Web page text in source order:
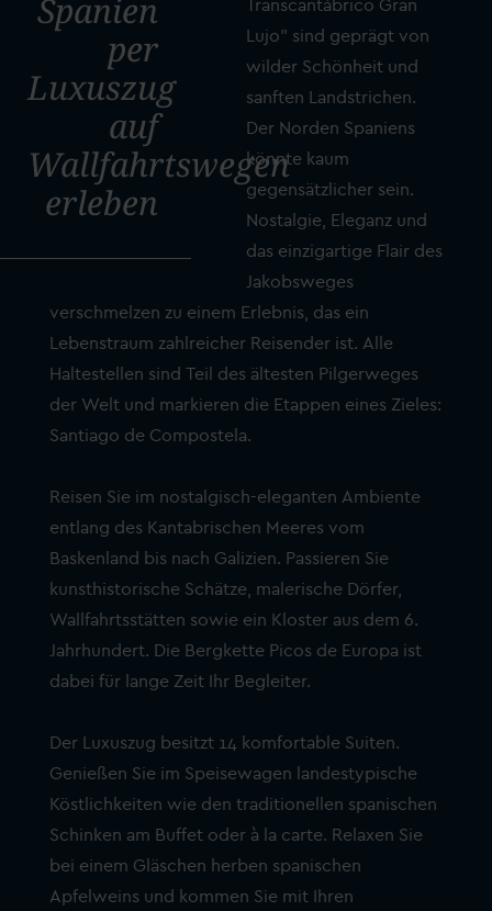
Spanien
per
Luxuszug
auf
Wallfahrtswegen
erleben
Transcantábrico Gran
Lujo" sind geprägt von
wilder Schönheit und
sanften Landstrichen.
Der Norden Spaniens
könnte kaum
gegensätzlicher sein.
Nostalgie, Eleganz und
das einzigartige Flair des
Jakobsweges
verschmelzen zu einem Erlebnis, das ein
Lebenstraum zahlreicher Reisender ist. Alle
Haltestellen sind Teil des ältesten Pilgerweges
der Welt und markieren die Etappen eines Zieles:
Santiago de Compostela.
Reisen Sie im nostalgisch-eleganten Ambiente
entlang des Kantabrischen Meeres vom
Baskenland bis nach Galizien. Passieren Sie
kunsthistorische Schätze, malerische Dörfer,
Wallfahrtsstätten sowie ein Kloster aus dem 6.
Jahrhundert. Die Bergkette Picos de Europa ist
dabei für lange Zeit Ihr Begleiter.
Der Luxuszug besitzt 14 komfortable Suiten.
Genießen Sie im Speisewagen landestypische
Köstlichkeiten wie den traditionellen spanischen
Schinken am Buffet oder à la carte. Relaxen Sie
bei einem Gläschen herben spanischen
Apfelweins und kommen Sie mit Ihren